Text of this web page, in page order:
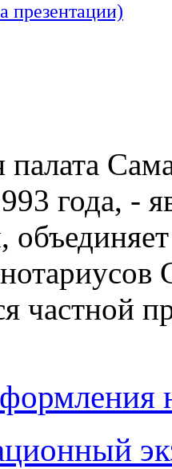
презентации)
палата
года, -
частной